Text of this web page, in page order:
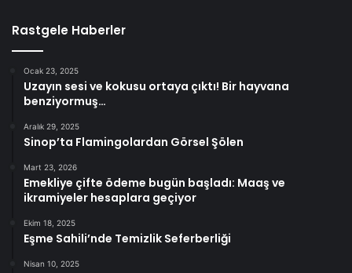
Rastgele Haberler
Ocak 23, 2025
Uzayın sesi ve kokusu ortaya çıktı! Bir hayvana
benziyormuş…
Aralık 29, 2025
Sinop’ta Flamingolardan Görsel Şölen
Mart 23, 2026
Emekliye çifte ödeme bugün başladı: Maaş ve
ikramiyeler hesaplara geçiyor
Ekim 18, 2025
Eşme Sahili’nde Temizlik Seferberliği
Nisan 10, 2025